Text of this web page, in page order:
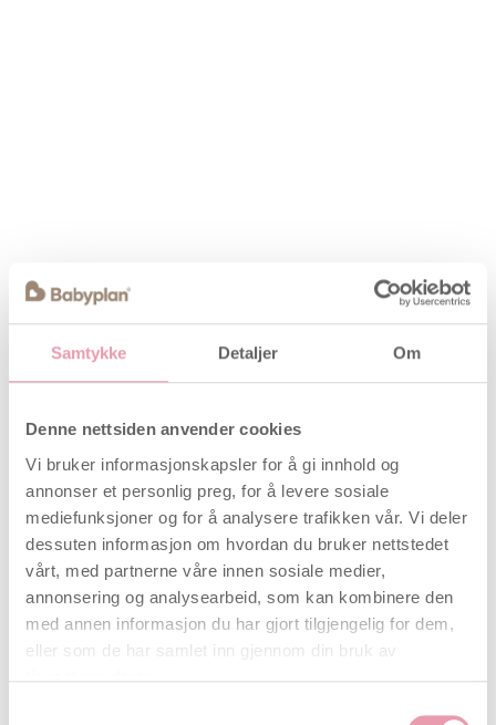
Samtykke Detaljer Om
Denne nettsiden anvender cookies
Vi bruker informasjonskapsler for å gi innhold og
annonser et personlig preg, for å levere sosiale
mediefunksjoner og for å analysere trafikken vår. Vi deler
dessuten informasjon om hvordan du bruker nettstedet
vårt, med partnerne våre innen sosiale medier,
annonsering og analysearbeid, som kan kombinere den
med annen informasjon du har gjort tilgjengelig for dem,
eller som de har samlet inn gjennom din bruk av